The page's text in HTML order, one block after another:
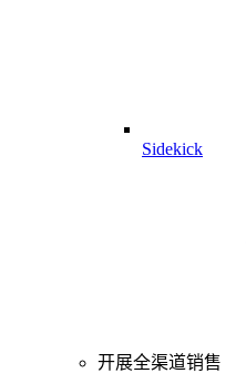
Sidekick
开展全渠道销售